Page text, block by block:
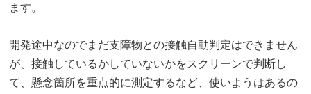
ます。
開発途中なのでまだ支障物との接触自動判定はできません
が、接触しているかしていないかをスクリーンで判断し
て、懸念箇所を重点的に測定するなど、使いようはあるの